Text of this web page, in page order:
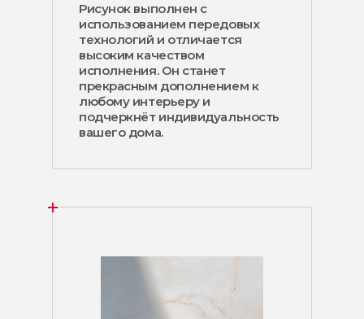
Рисунок выполнен с
использованием передовых
технологий и отличается
высоким качеством
исполнения. Он станет
прекрасным дополнением к
любому интерьеру и
подчеркнёт индивидуальность
вашего дома.